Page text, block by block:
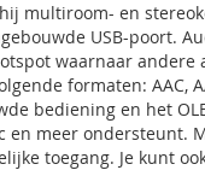
multiroom- en
USB-poort.
waarnaar andere
formaten: AAC,
bediening en het
en meer ondersteunt.
toegang. Je kunt